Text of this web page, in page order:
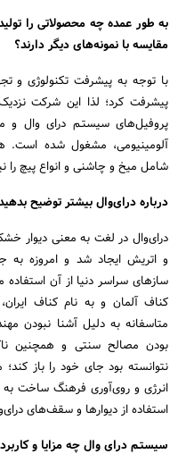
به طور عمده چه محصولاتی را
مقایسه با نمونه‌های دیگر دارند؟‌
با توجه به پیشرفت تکنولوژی و
پیشرفت کرد؛ لذا این شرکت
پروفیل‌های سیستـم درای وال و
آلومینیومی‌، مشغول شده است.
شامل میخ و چاشنی و انواع پیچ را
درباره درای‌وال بیشتر توضیح
درای‌وال در لغت به معنی دیوار
سازهای سراسر دنیا از آن
متاسفانه به دلیل آشنا نبودن
بودن مصالح سنتی و همچنین
نتوانسته بود جای خود را باز
انرژی و روی‌آوری فرهنگ ساخت
استفاده از دیوارها و سقف‌های
سیستـم درای وال چه مزایا و